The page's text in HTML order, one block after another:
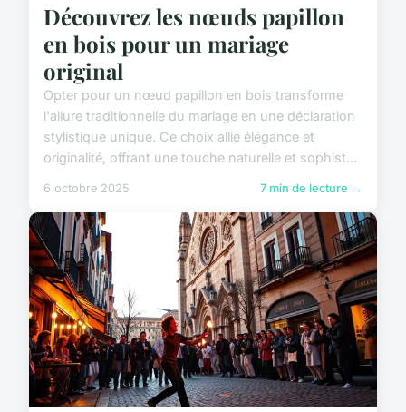
Découvrez les nœuds papillon
en bois pour un mariage
original
Opter pour un nœud papillon en bois transforme
l'allure traditionnelle du mariage en une déclaration
stylistique unique. Ce choix allie élégance et
originalité, offrant une touche naturelle et sophist...
6 octobre 2025 7 min de lecture →